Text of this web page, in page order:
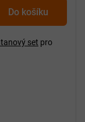
Do košíku
set pro